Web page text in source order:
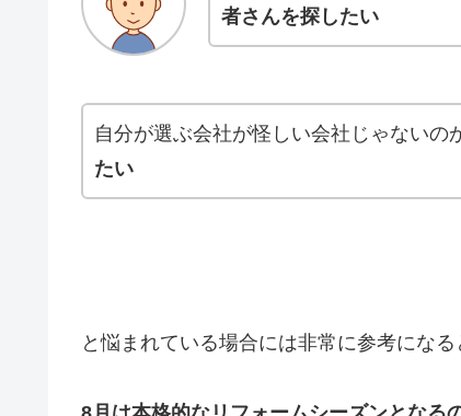
者さんを探したい
自分が選ぶ会社が怪しい会社じゃないの
たい
と悩まれている場合には非常に参考になる